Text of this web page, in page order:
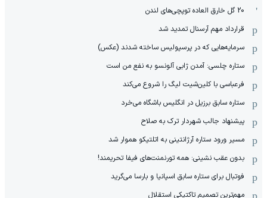
20 گل خارق العاده توپچی‌های لندن
قرارداد مهم آرسنال تمدید شد
سرمایه‌هایی که در پرسپولیس ساخته شدند (عکس)
ستاره چلسی: آمدن ژابی آلونسو به نفع من است
فرعباسی با کلین‌شیت لیگ را شروع می‌کند
ستاره سابق برزیل در انگلیس باشگاه می‌خرد
پیشنهاد جالب شهردار ترک به صلاح
مسیر ورود ستاره آرژانتینی به اتلتیکو هموار شد
بدون عقب نشینی: همه تورنمنت‌های فیفا تحریمند!
فوتبال برای ستاره سابق اسپانیا و بارسا می‌گرید
مهم‌ترین تصمیم تاکتیکی استقلال